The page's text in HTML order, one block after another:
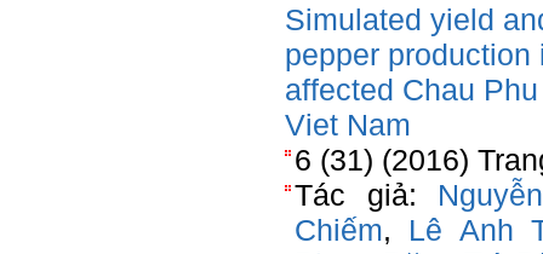
Simulated yield
pepper
affected Chau
Viet Nam
6 (31) (2016)
Tác giả:
Chiếm, Lê Anh